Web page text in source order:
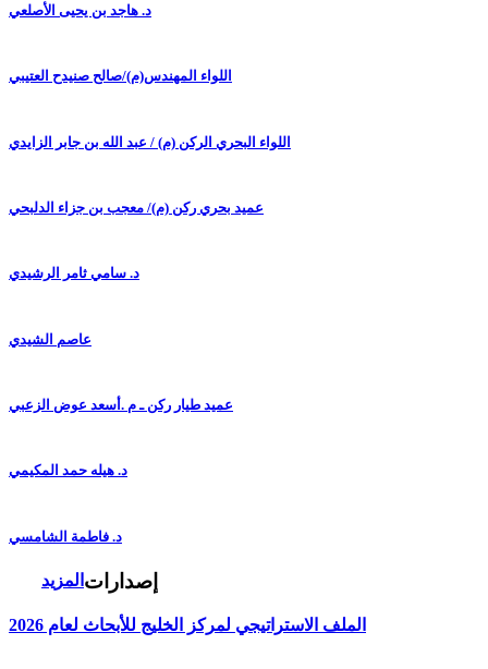
د. هاجد بن يحيى الأصلعي
اللواء المهندس(م)/صالح صنيدح العتيبي
اللواء البحري الركن (م) / عبد الله بن جابر الزايدي
عميد بحري ركن (م)/ معجب بن جزاء الدلبحي
د. سامي ثامر الرشيدي
عاصم الشيدي
عميد طيار ركن ـ م .أسعد عوض الزعبي
د. هيله حمد المكيمي
د. فاطمة الشامسي
المزيد إصدارات
الملف الاستراتيجي لمركز الخليج للأبحاث لعام 2026